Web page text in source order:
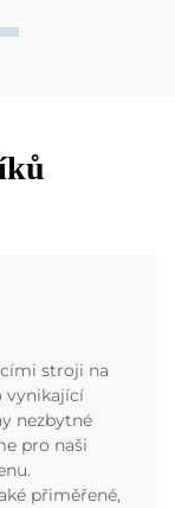
stroji na
vynikající
nezbytné
pro naši
přiměřené,